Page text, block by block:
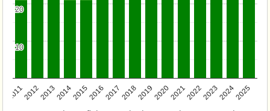
201120122013201420152016201720182019202020212022202320242025
10
10
20
20